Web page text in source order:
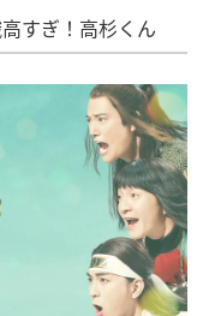
すぎ！高杉くん